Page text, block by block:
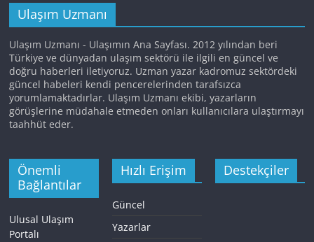
Ulaşım Uzmanı
Ulaşım Uzmanı - Ulaşımın Ana Sayfası. 2012 yılından beri
Türkiye ve dünyadan ulaşım sektörü ile ilgili en güncel ve
doğru haberleri iletiyoruz. Uzman yazar kadromuz sektördeki
güncel habeleri kendi pencerelerinden tarafsızca
yorumlamaktadırlar. Ulaşım Uzmanı ekibi, yazarların
görüşlerine müdahale etmeden onları kullanıcılara ulaştırmayı
taahhüt eder.
Önemli
Bağlantılar
Ulusal Ulaşım
Portalı
Hızlı Erişim
Güncel
Yazarlar
Destekçiler